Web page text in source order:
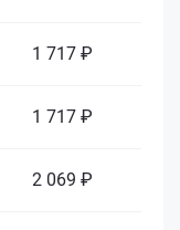
1 717 ₽
1 717 ₽
2 069 ₽